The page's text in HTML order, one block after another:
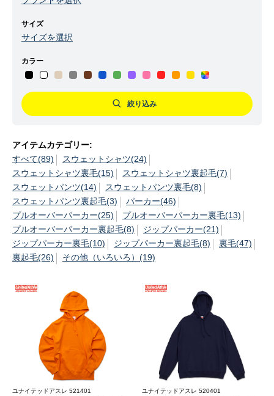
サイズ
サイズを選択
カラー
絞り込み
アイテムカテゴリー:
すべて(89)
スウェットシャツ(24)
スウェットシャツ裏毛(15)
スウェットシャツ裏起毛(7)
スウェットパンツ(14)
スウェットパンツ裏毛(8)
スウェットパンツ裏起毛(3)
パーカー(46)
プルオーバーパーカー(25)
プルオーバーパーカー裏毛(13)
プルオーバーパーカー裏起毛(8)
ジップパーカー(21)
ジップパーカー裏毛(10)
ジップパーカー裏起毛(8)
裏毛(47)
裏起毛(26)
その他（いろいろ）(19)
ユナイテッドアスレ 521401 ユナイテッドアスレ 520401